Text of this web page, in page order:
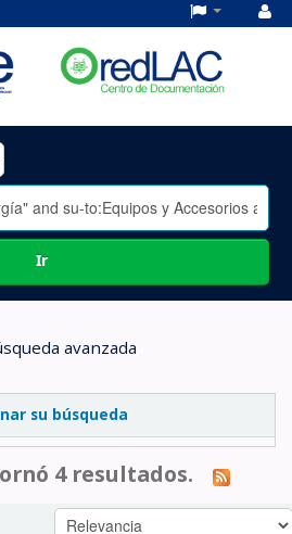
Ir
avanzada
su búsqueda
4 resultados.